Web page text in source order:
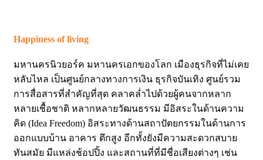
Happiness of living
มหานครนิวยอร์ค มหานครเอกของโลก เมืองธุรกิจที่ไม่เคย
หลับไหล เป็นศูนย์กลางทางการเงิน ธุรกิจบันเทิง ศูนย์รวม
การสื่อสารที่สำคัญที่สุด คลาคล่ำไปด้วยผู้คนจากหลาก
หลายเชื้อชาติ หลากหลายวัฒนธรรม มีอิสระในด้านความ
คิด (Idea Freedom) อิสระทางด้านสถาปัตยกรรมในด้านการ
ออกแบบบ้าน อาคาร ตึกสูง อีกทั้งยังมีความสะดวกสบาย
ทันสมัย มีแหล่งช้อปปิ้ง และสถานที่ที่มีชื่อเสียงต่างๆ เช่น